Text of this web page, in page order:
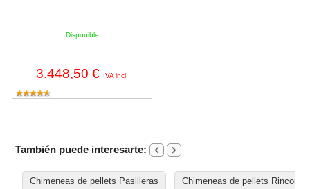
Disponible
3.448,50 € IVA incl.
También puede interesarte:
Chimeneas de pellets Pasilleras Chimeneas de pellets